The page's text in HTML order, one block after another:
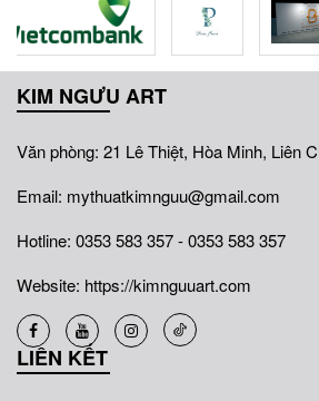
KIM NGƯU ART
Văn phòng: 21 Lê Thiệt, Hòa Minh, Liên
Email: mythuatkimnguu@gmail.com
Hotline: 0353 583 357 - 0353 583 357
Website: https://kimnguuart.com
LIÊN KẾT